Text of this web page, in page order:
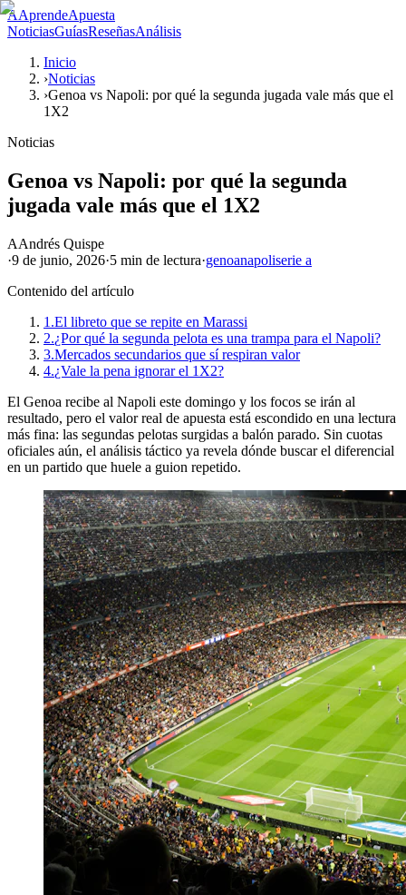
AAprendeApuesta
NoticiasGuíasReseñasAnálisis
Inicio
›Noticias
›Genoa vs Napoli: por qué la segunda jugada vale más que el
1X2
Noticias
Genoa vs Napoli: por qué la segunda
jugada vale más que el 1X2
AAndrés Quispe
·9 de junio, 2026·5 min de lectura·genoanapoliserie a
Contenido del artículo
1.El libreto que se repite en Marassi
2.¿Por qué la segunda pelota es una trampa para el Napoli?
3.Mercados secundarios que sí respiran valor
4.¿Vale la pena ignorar el 1X2?
El Genoa recibe al Napoli este domingo y los focos se irán al
resultado, pero el valor real de apuesta está escondido en una lectura
más fina: las segundas pelotas surgidas a balón parado. Sin cuotas
oficiales aún, el análisis táctico ya revela dónde buscar el diferencial
en un partido que huele a guion repetido.